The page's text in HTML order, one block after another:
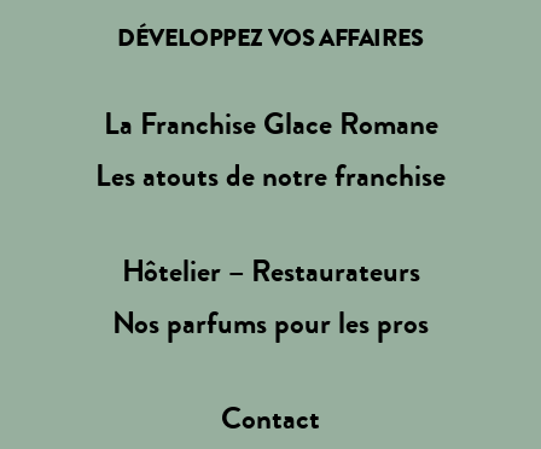
DÉVELOPPEZ VOS AFFAIRES
La Franchise Glace Romane
Les atouts de notre franchise
Hôtelier – Restaurateurs
Nos parfums pour les pros
Contact